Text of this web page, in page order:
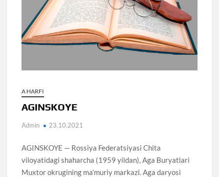
A HARFI
AGINSKOYE
Admin 23.10.2021
AGINSKOYE — Rossiya Federatsiyasi Chita
viloyatidagi shaharcha (1959 yildan), Aga Buryatlari
Muxtor okrugining ma’muriy markazi. Aga daryosi